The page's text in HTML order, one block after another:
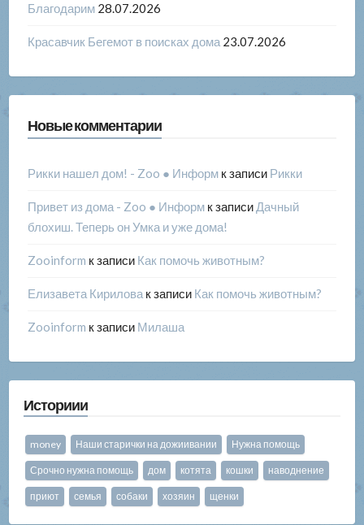
Благодарим 28.07.2026
Красавчик Бегемот в поисках дома 23.07.2026
Новые комментарии
Рикки нашел дом! - Zoo ● Информк записи Рикки
Привет из дома - Zoo ● Информк записи Дачный
блохиш. Теперь он Умка и уже дома!
Zooinform к записи Как помочь животным?
Елизавета Кириловак записи Как помочь животным?
Zooinform к записи Милаша
Историии
money Наши старички на дожиивании Нужна помощь
Срочно нужна помощь дом котята кошки наводнение
приют семья собаки хозяин щенки